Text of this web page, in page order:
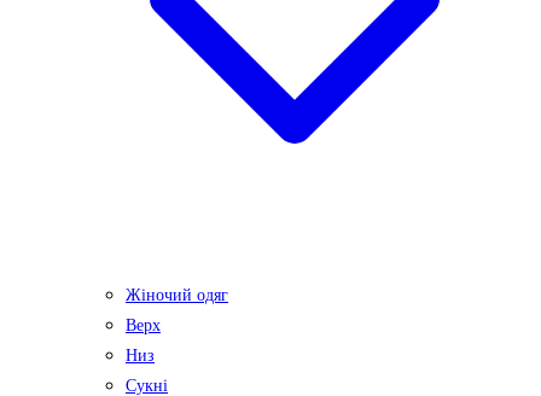
Жіночий одяг
Верх
Низ
Сукні